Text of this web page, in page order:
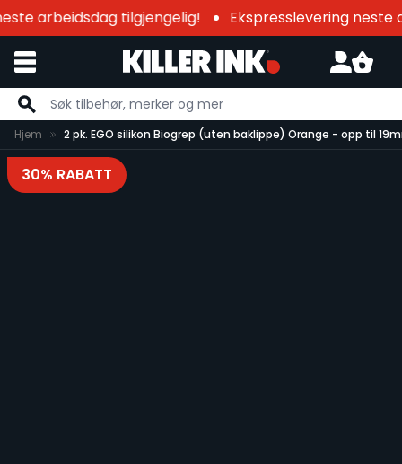
arbeidsdag tilgjengelig! Ekspresslevering neste
Hopp til innhold
Hjem 2 pk. EGO silikon Biogrep (uten baklippe) Orange - opp til
30% RABATT